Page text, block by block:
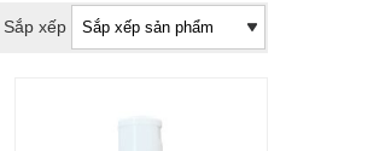
Sắp xếp